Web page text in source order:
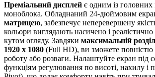
Преміальний дисплей є одним із головних
моноблока. Обладнаний 24-дюймовим
матрицею, забезпечує неперевершену
кольори виглядають насичено і
кутом огляду. Завдяки максимальній
1920 x 1080 (Full HD), ви зможете повністю
роботу або розваги. Налаштуйте екран під
функціям регулювання по висоті, нахилу і